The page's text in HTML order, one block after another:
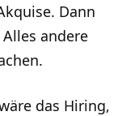
Dann
andere
das Hiring,